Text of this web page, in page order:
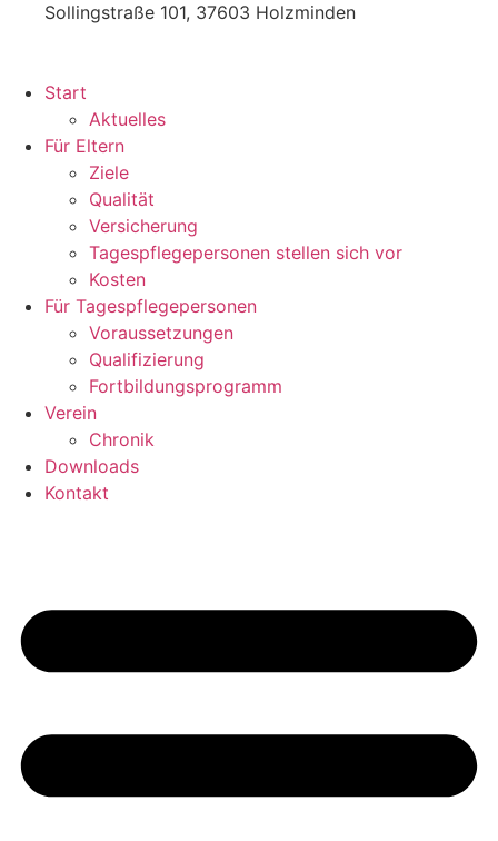
Sollingstraße 101, 37603 Holzminden
Start
Aktuelles
Für Eltern
Ziele
Qualität
Versicherung
Tagespflegepersonen stellen sich vor
Kosten
Für Tagespflegepersonen
Voraussetzungen
Qualifizierung
Fortbildungsprogramm
Verein
Chronik
Downloads
Kontakt